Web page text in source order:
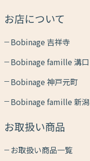
お店について
Bobinage 吉祥寺
Bobinage famille 溝口
Bobinage 神戸元町
Bobinage famille 新潟
お取扱い商品
お取扱い商品一覧